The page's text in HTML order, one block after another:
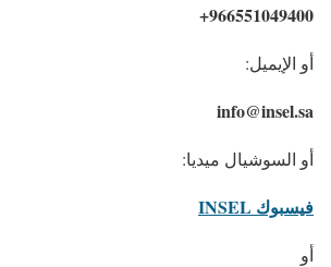
966551049400+
أو الإيميل:
info@insel.sa
أو السوشيال ميديا:
فيسبوك INSEL
أو